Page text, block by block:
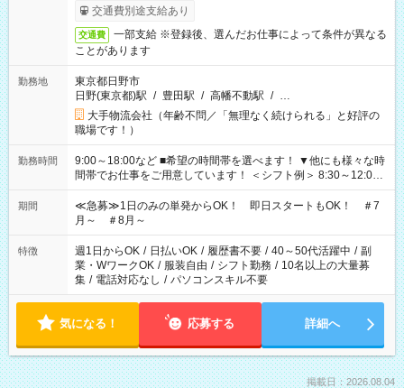
交通費別途支給あり
交通費
一部支給 ※登録後、選んだお仕事によって条件が異なる
ことがあります
勤務地
東京都日野市
日野(東京都)駅 / 豊田駅 / 高幡不動駅 / …
大手物流会社（年齢不問／「無理なく続けられる」と好評の
職場です！）
勤務時間
9:00～18:00など ■希望の時間帯を選べます！ ▼他にも様々な時
間帯でお仕事をご用意しています！ ＜シフト例＞ 8:30～12:00
17:00～22:00 13:00～22:00 22:00～翌6:00 など
期間
≪急募≫1日のみの単発からOK！ 即日スタートもOK！ ＃7
月～ ＃8月～
特徴 週1日からOK / 日払いOK / 履歴書不要 / 40～50代活躍中 / 副
業・WワークOK / 服装自由 / シフト勤務 / 10名以上の大量募
集 / 電話対応なし / パソコンスキル不要
気になる！ 応募する 詳細へ
掲載日：2026.08.04